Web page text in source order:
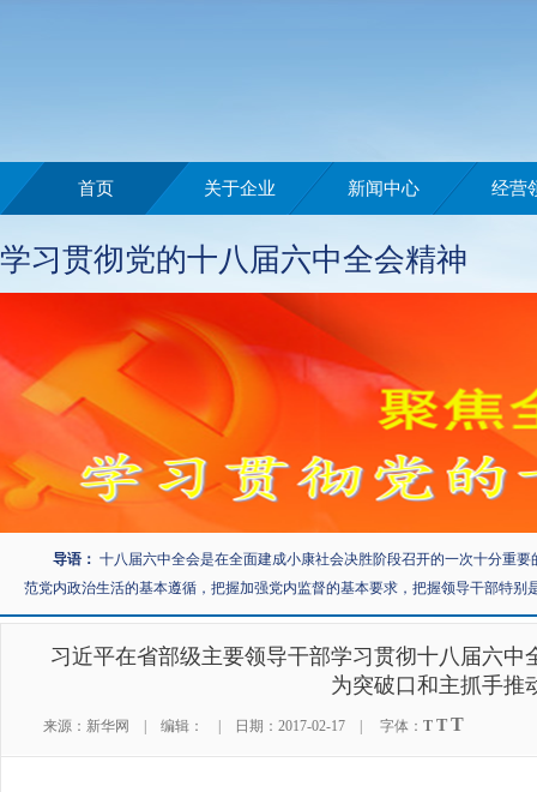
首页 关于企业 新闻中心 经营
学习贯彻党的十八届六中全会精神
导语： 十八届六中全会是在全面建成小康社会决胜阶段召开的一次十分重
范党内政治生活的基本遵循，把握加强党内监督的基本要求，把握领导干部特
习近平在省部级主要领导干部学习贯彻十八届六
为突破口和主抓手推
来源：新华网 | 编辑： | 日期：2017-02-17 | 字体： T T T